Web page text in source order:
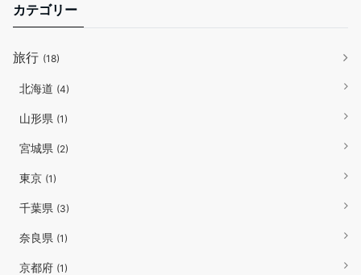
カテゴリー
旅行 (18)
北海道 (4)
山形県 (1)
宮城県 (2)
東京 (1)
千葉県 (3)
奈良県 (1)
京都府 (1)